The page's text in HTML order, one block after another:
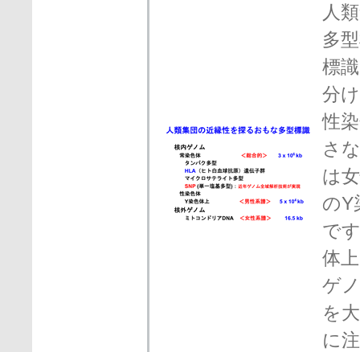
人
多
標
分
性
さ
は
のY
で
体
ゲ
を
に